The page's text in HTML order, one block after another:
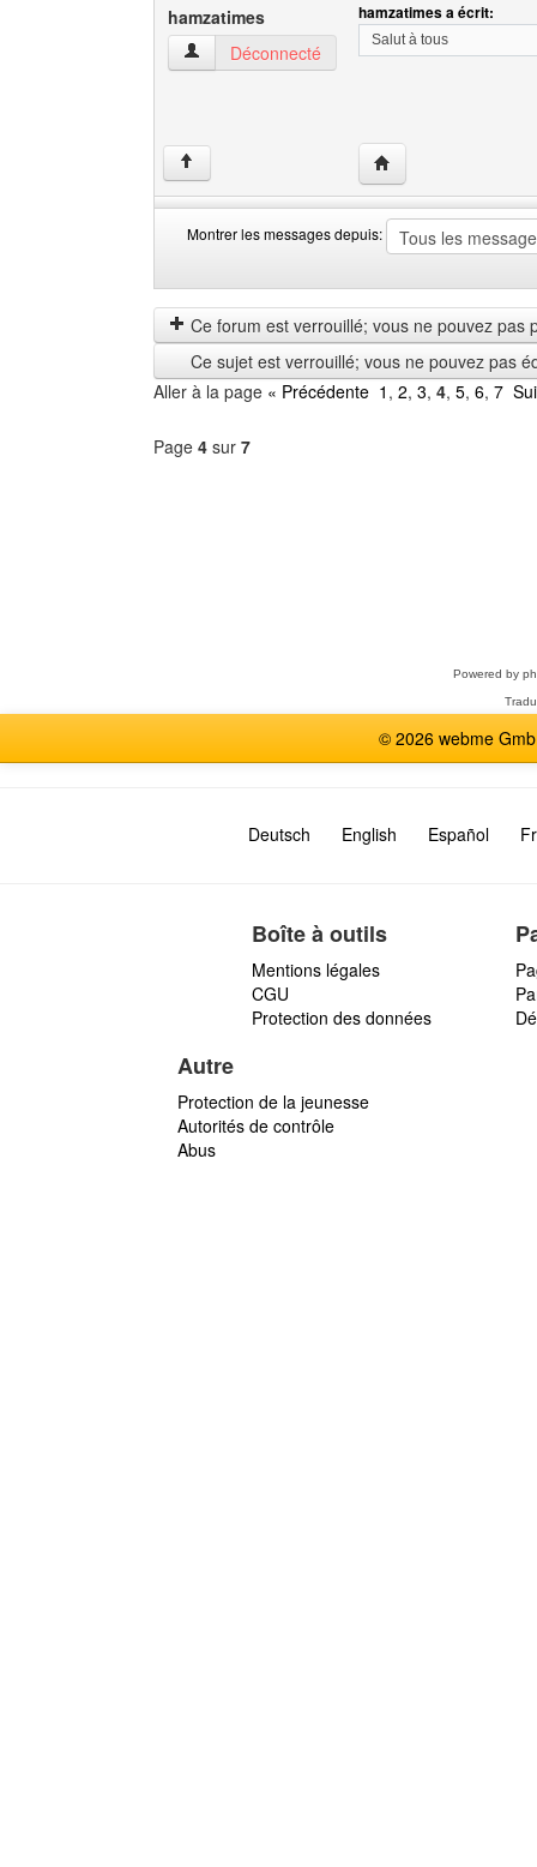
hamzatimes
hamzatimes Voir le profil de l'utilisateur
Déconnecté
hamzatimes a écrit:
Salut à tous
↑ Visiter le site web
Montrer les messages depuis:
les
messages
depuis
by
Ce forum est verrouillé; vous ne pouvez pas
Ce sujet est verrouillé; vous ne pouvez pas
Aller à la page « Précédente 1 , 2, 3, 4, 5, 6, 7
Page 4 sur 7
Powered by
© 2026 webme
Deutsch English Español
Boîte à outils
Mentions légales
CGU
Protection des données
Autre
Protection de la jeunesse
Autorités de contrôle
Abus